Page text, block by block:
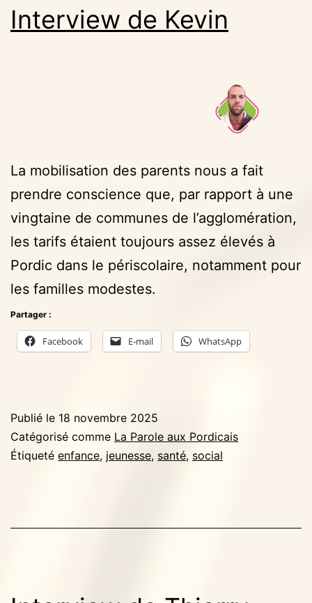
Interview de Kevin
La mobilisation des parents nous a fait
prendre conscience que, par rapport à une
vingtaine de communes de l’agglomération,
les tarifs étaient toujours assez élevés à
Pordic dans le périscolaire, notamment pour
les familles modestes.
Partager :
Facebook E-mail WhatsApp
Publié le 18 novembre 2025
Catégorisé comme La Parole aux Pordicais
Étiqueté enfance, jeunesse, santé, social